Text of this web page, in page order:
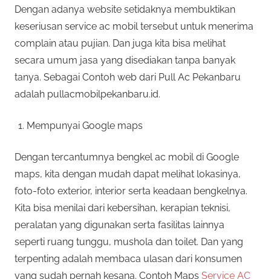
Dengan adanya website setidaknya membuktikan
keseriusan service ac mobil tersebut untuk menerima
complain atau pujian. Dan juga kita bisa melihat
secara umum jasa yang disediakan tanpa banyak
tanya. Sebagai Contoh web dari Pull Ac Pekanbaru
adalah pullacmobilpekanbaru.id.
Mempunyai Google maps
Dengan tercantumnya bengkel ac mobil di Google
maps, kita dengan mudah dapat melihat lokasinya,
foto-foto exterior, interior serta keadaan bengkelnya.
Kita bisa menilai dari kebersihan, kerapian teknisi,
peralatan yang digunakan serta fasilitas lainnya
seperti ruang tunggu, mushola dan toilet. Dan yang
terpenting adalah membaca ulasan dari konsumen
yang sudah pernah kesana. Contoh Maps Service AC